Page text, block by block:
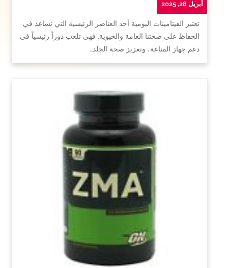
أبريل 28, 2025
تعتبر الفيتامينات اليومية أحد العناصر الرئيسية التي تساعد في
الحفاظ على صحتنا العامة والحيوية. فهي تلعب دوراً رئيسياً في
دعم جهاز المناعة، وتعزيز صحة الجلد…